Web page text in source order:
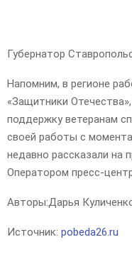
Губернатор
Напомним, в регионе
«Защитники
поддержку ветеранам
своей работы с
недавно рассказали на
Оператором пресс-
Авторы:Дарья
Источник: pobeda26.ru